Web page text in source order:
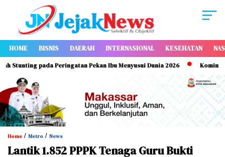
HOME BISNIS DAERAH INTERNASIONAL KESEHATAN
pada Peringatan Pekan Ibu Menyusui Dunia 2026 Kominfo
Home / Metro / News
Lantik 1.852 PPPK Tenaga Guru Bukti